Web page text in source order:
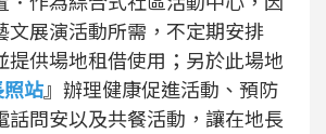
文展演活動所需，不定期安排
提供場地租借使用；另於此場地
照站 』辦理健康促進活動、預防
話問安以及共餐活動，讓在地長